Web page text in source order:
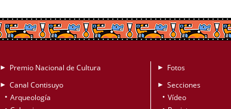
► Premio Nacional de Cultura
► Canal Contisuyo
• Arqueología
► Fotos
► Secciones
• Vídeo